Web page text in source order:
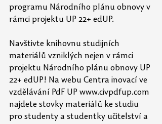
programu Národního plánu obnovy v
rámci projektu UP 22+ edUP.
Navštivte knihovnu studijních
materiálů vzniklých nejen v rámci
projektu Národního plánu obnovy UP
22+ edUP! Na webu Centra inovací ve
vzdělávání PdF UP www.civpdfup.com
najdete stovky materiálů ke studiu
pro studenty a studentky učitelství a